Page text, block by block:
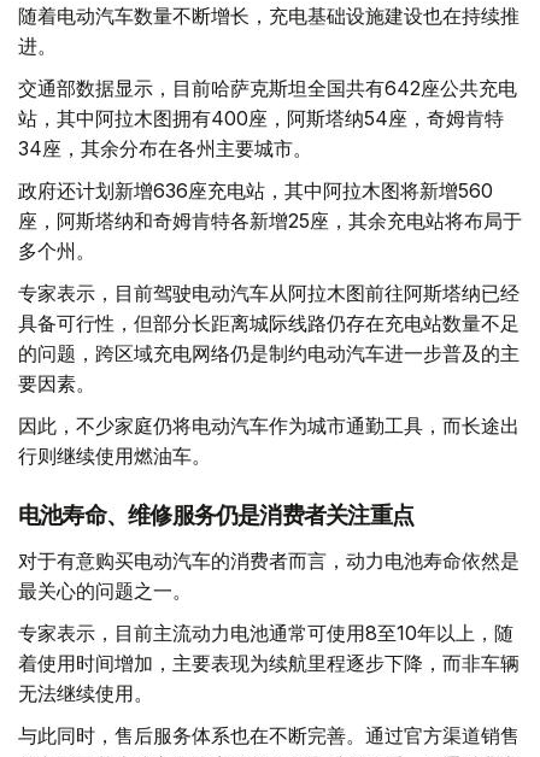
随着电动汽车数量不断增长，充电基础设施建设也在持续推
进。
交通部数据显示，目前哈萨克斯坦全国共有642座公共充电
站，其中阿拉木图拥有400座，阿斯塔纳54座，奇姆肯特
34座，其余分布在各州主要城市。
政府还计划新增636座充电站，其中阿拉木图将新增560
座，阿斯塔纳和奇姆肯特各新增25座，其余充电站将布局于
多个州。
专家表示，目前驾驶电动汽车从阿拉木图前往阿斯塔纳已经
具备可行性，但部分长距离城际线路仍存在充电站数量不足
的问题，跨区域充电网络仍是制约电动汽车进一步普及的主
要因素。
因此，不少家庭仍将电动汽车作为城市通勤工具，而长途出
行则继续使用燃油车。
电池寿命、维修服务仍是消费者关注重点
对于有意购买电动汽车的消费者而言，动力电池寿命依然是
最关心的问题之一。
专家表示，目前主流动力电池通常可使用8至10年以上，随
着使用时间增加，主要表现为续航里程逐步下降，而非车辆
无法继续使用。
与此同时，售后服务体系也在不断完善。通过官方渠道销售